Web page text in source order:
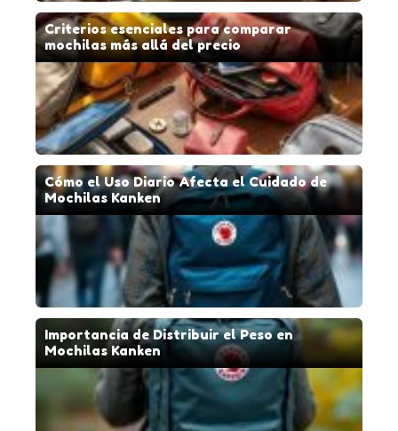
Criterios esenciales para comparar
mochilas más allá del precio
Cómo el Uso Diario Afecta el Cuidado de
Mochilas Kanken
Importancia de Distribuir el Peso en
Mochilas Kanken